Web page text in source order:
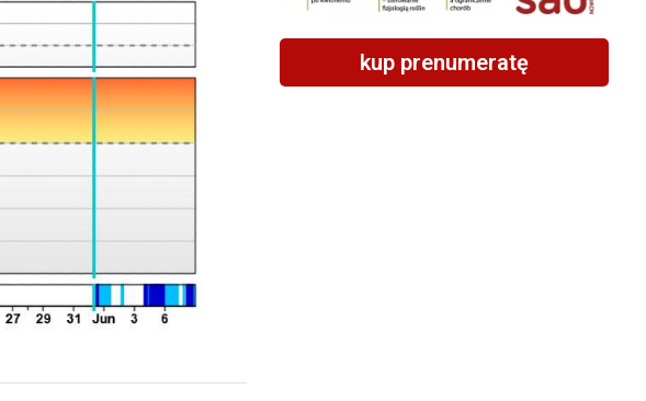
kup prenumeratę